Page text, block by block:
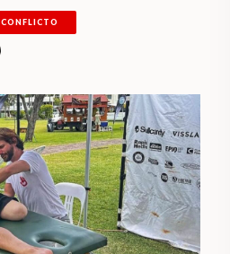
CONFLICTO